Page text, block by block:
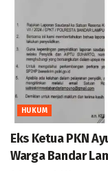
HUKUM
Eks Ketua PKN
Warga Bandar